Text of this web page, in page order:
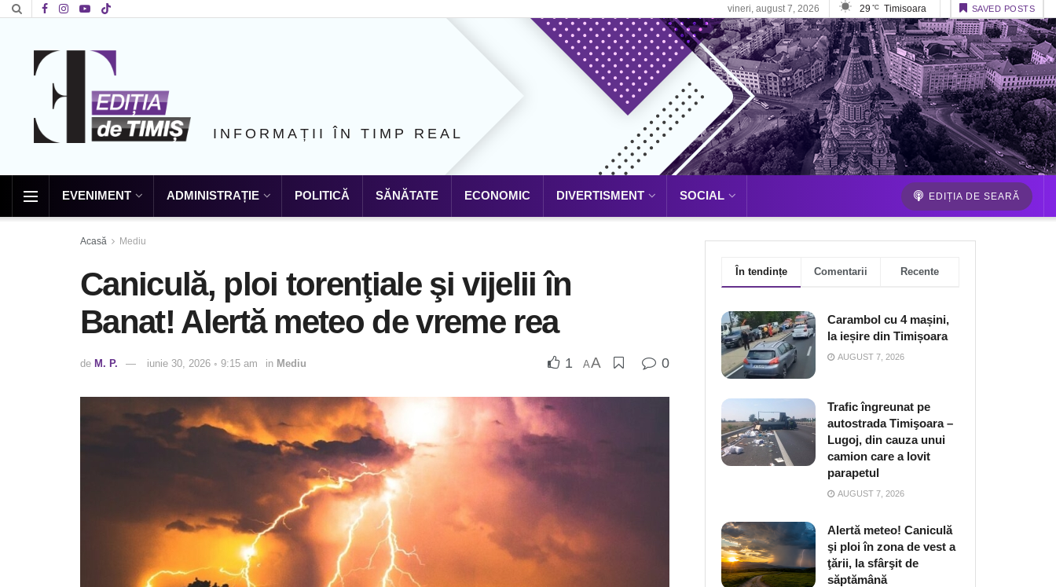
vineri, august 7, 2026 29 °C Timisoara SAVED POSTS
INFORMAȚII ÎN TIMP REAL
EVENIMENT ADMINISTRAȚIE POLITICĂ SĂNĂTATE ECONOMIC DIVERTISMENT SOCIAL EDIȚIA DE SEARĂ
Acasă Mediu
Caniculă, ploi torenţiale şi vijelii în
Banat! Alertă meteo de vreme rea
de M. P. iunie 30, 2026 ◦ 9:15 am in Mediu 1 AA 0
În tendințe Comentarii Recente
Carambol cu 4 mașini,
la ieșire din Timișoara
AUGUST 7, 2026
Trafic îngreunat pe
autostrada Timişoara –
Lugoj, din cauza unui
camion care a lovit
parapetul
AUGUST 7, 2026
Alertă meteo! Caniculă
şi ploi în zona de vest a
ţării, la sfârşit de
săptămână